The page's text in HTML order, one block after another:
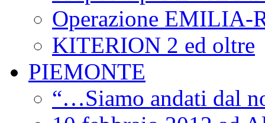
Operazione EMILIA-
KITERION 2 ed oltre
PIEMONTE
“…Siamo andati dal